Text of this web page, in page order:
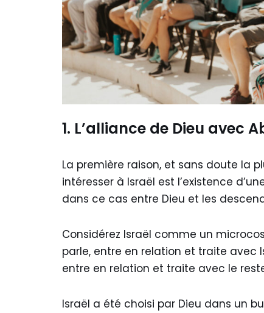
1. L’alliance de Dieu avec
La première raison, et sans doute la
intéresser à Israël est l’existence
dans ce cas entre Dieu et les
Considérez Israël comme un
parle, entre en relation et traite avec
entre en relation et traite avec le
Israël a été choisi par Dieu dans un